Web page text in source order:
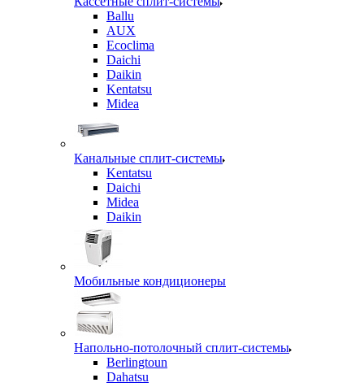
Ballu
AUX
Ecoclima
Daichi
Daikin
Kentatsu
Midea
Канальные сплит-системы
Kentatsu
Daichi
Midea
Daikin
Мобильные кондиционеры
Напольно-потолочный сплит-системы
Berlingtoun
Dahatsu